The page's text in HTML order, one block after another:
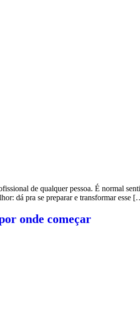
de qualquer pessoa. É normal
dá pra se preparar e transformar esse
onde começar